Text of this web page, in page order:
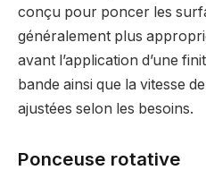
conçu pour poncer les
généralement plus
avant l’application d’une
bande ainsi que la vitesse
ajustées selon les besoins.
Ponceuse rotative